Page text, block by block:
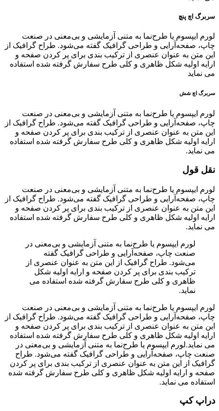
سربرگ اچ پنچ
لورم ایپسوم یا طرح‌نما به متنی آزمایشی و بی‌معنی در صنعت
چاپ، صفحه‌آرایی و طراحی گرافیک گفته می‌شود. طراح گرافیک از
این متن به عنوان عنصری از ترکیب بندی برای پر کردن صفحه و
ارایه اولیه شکل ظاهری و کلی طرح سفارش گرفته شده استفاده
می نماید
سربرگ اچ شش
لورم ایپسوم یا طرح‌نما به متنی آزمایشی و بی‌معنی در صنعت
چاپ، صفحه‌آرایی و طراحی گرافیک گفته می‌شود. طراح گرافیک از
این متن به عنوان عنصری از ترکیب بندی برای پر کردن صفحه و
ارایه اولیه شکل ظاهری و کلی طرح سفارش گرفته شده استفاده
می نماید.
نقل قول
لورم ایپسوم یا طرح‌نما به متنی آزمایشی و بی‌معنی در صنعت
چاپ، صفحه‌آرایی و طراحی گرافیک گفته می‌شود. طراح گرافیک از
این متن به عنوان عنصری از ترکیب بندی برای پر کردن صفحه و
ارایه اولیه شکل ظاهری و کلی طرح سفارش گرفته شده استفاده
می نماید.
لورم ایپسوم یا طرح‌نما به متنی آزمایشی و بی‌معنی در
صنعت چاپ، صفحه‌آرایی و طراحی گرافیک گفته
می‌شود. طراح گرافیک از این متن به عنوان عنصری از
ترکیب بندی برای پر کردن صفحه و ارایه اولیه شکل
ظاهری و کلی طرح سفارش گرفته شده استفاده می
نماید.
لورم ایپسوم یا طرح‌نما به متنی آزمایشی و بی‌معنی در صنعت
چاپ، صفحه‌آرایی و طراحی گرافیک گفته می‌شود. طراح گرافیک از
این متن به عنوان عنصری از ترکیب بندی برای پر کردن صفحه و
ارایه اولیه شکل ظاهری و کلی طرح سفارش گرفته شده استفاده
می نماید.لورم ایپسوم یا طرح‌نما به متنی آزمایشی و بی‌معنی در
صنعت چاپ، صفحه‌آرایی و طراحی گرافیک گفته می‌شود. طراح
گرافیک از این متن به عنوان عنصری از ترکیب بندی برای پر کردن
صفحه و ارایه اولیه شکل ظاهری و کلی طرح سفارش گرفته شده
استفاده می نماید.
دراپ کپ